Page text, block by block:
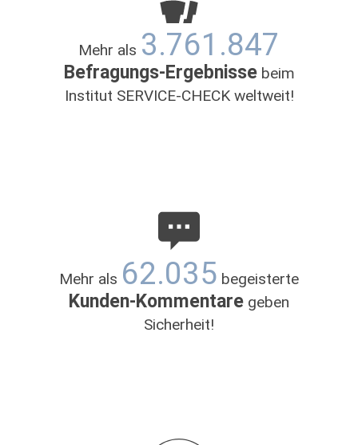
Mehr als 3.761.847
Befragungs-Ergebnissebeim
Institut SERVICE-CHECK weltweit!
Mehr als 62.035 begeisterte
Kunden-Kommentare geben
Sicherheit!